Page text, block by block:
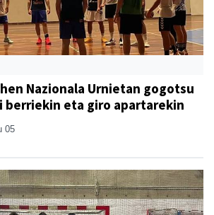
Nazionala Urnietan gogotsu
berriekin eta giro apartarekin
05